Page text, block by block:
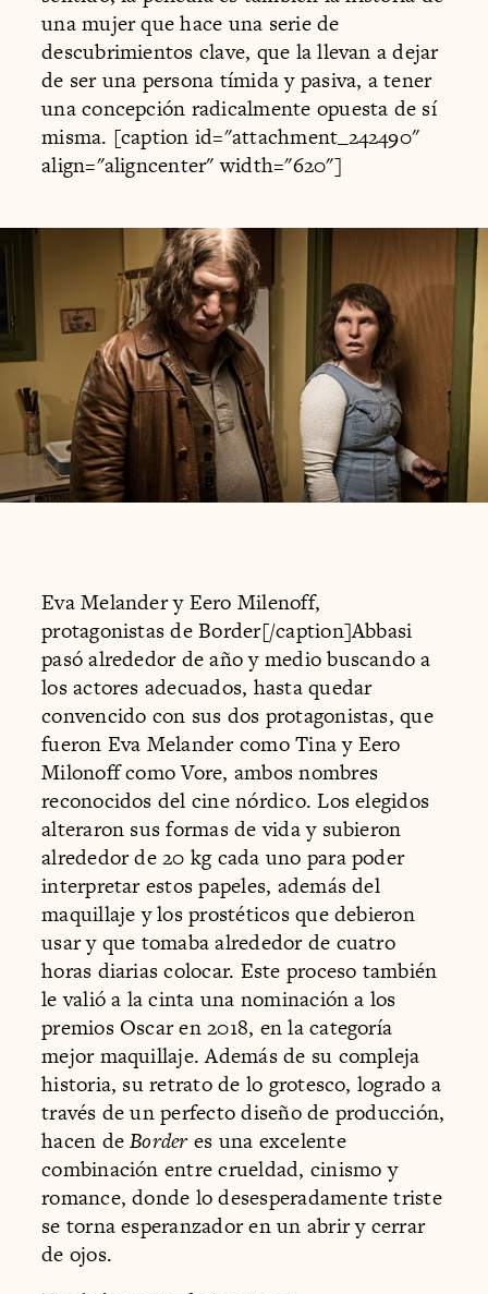
una mujer que hace una serie de
descubrimientos clave, que la llevan a dejar
de ser una persona tímida y pasiva, a tener
una concepción radicalmente opuesta de sí
misma. [caption id="attachment_242490"
align="aligncenter" width="620"]
Eva Melander y Eero Milenoff,
protagonistas de Border[/caption]Abbasi
pasó alrededor de año y medio buscando a
los actores adecuados, hasta quedar
convencido con sus dos protagonistas, que
fueron Eva Melander como Tina y Eero
Milonoff como Vore, ambos nombres
reconocidos del cine nórdico. Los elegidos
alteraron sus formas de vida y subieron
alrededor de 20 kg cada uno para poder
interpretar estos papeles, además del
maquillaje y los prostéticos que debieron
usar y que tomaba alrededor de cuatro
horas diarias colocar. Este proceso también
le valió a la cinta una nominación a los
premios Oscar en 2018, en la categoría
mejor maquillaje. Además de su compleja
historia, su retrato de lo grotesco, logrado a
través de un perfecto diseño de producción,
hacen deBorderes una excelente
combinación entre crueldad, cinismo y
romance, donde lo desesperadamente triste
se torna esperanzador en un abrir y cerrar
de ojos.